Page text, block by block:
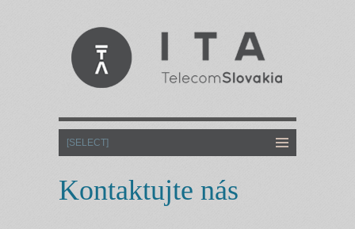
Kontaktujte nás